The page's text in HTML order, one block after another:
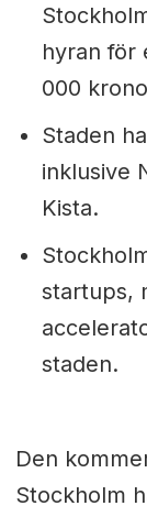
hyran för
000
Staden
inklusive
Kista.
startups,
staden.
Den
Stockholm